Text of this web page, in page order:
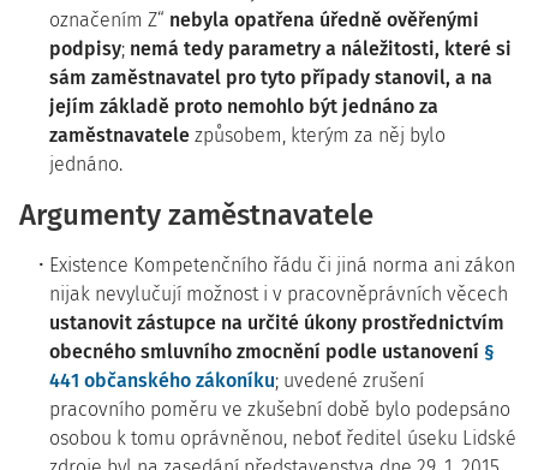
označením Z“ nebyla opatřena úředně ověřenými
podpisy; nemá tedy parametry a náležitosti, které si
sám zaměstnavatel pro tyto případy stanovil, a na
jejím základě proto nemohlo být jednáno za
zaměstnavatele způsobem, kterým za něj bylo
jednáno.
Argumenty zaměstnavatele
Existence Kompetenčního řádu či jiná norma ani zákon
nijak nevylučují možnost i v pracovněprávních věcech
ustanovit zástupce na určité úkony prostřednictvím
obecného smluvního zmocnění podle ustanovení §
441 občanského zákoníku; uvedené zrušení
pracovního poměru ve zkušební době bylo podepsáno
osobou k tomu oprávněnou, neboť ředitel úseku Lidské